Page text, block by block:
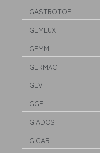
GASTROTOP
GEMLUX
GEMM
GERMAC
GEV
GGF
GIADOS
GICAR